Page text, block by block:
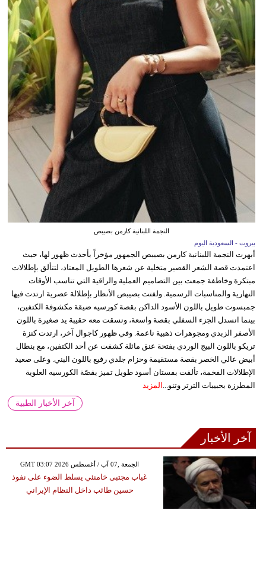
النجمة اللبنانية كارمن بصيبص
بيروت - السعودية اليوم
أبهرت النجمة اللبنانية كارمن بصيبص الجمهور مؤخراً بأحدث ظهور لها، حيث
اعتمدت قصة الشعر القصير متخلية عن شعرها الطويل المعتاد، لتتألق بإطلالات
مبتكرة وخاطفة جمعت بين التصاميم العملية والراقية التي تناسب الأوقات
النهارية والمناسبات الرسمية. ولفتت بصيبص الأنظار بإطلالة عصرية ارتدت فيها
جمبسوت طويل باللون الأسود الداكن بقصة كورسيه ضيقة مكشوفة الكتفين،
بينما انسدل الجزء السفلي بقصة واسعة، ونسقت معه حقيبة يد صغيرة باللون
الأصفر الزبدي ومجوهرات ذهبية ناعمة. وفي ظهور كاجوال آخر، ارتدت كنزة
تريكو باللون البيج الوردي بفتحة عنق مائلة كشفت عن أحد الكتفين، مع بنطال
أبيض عالي الخصر بقصة مستقيمة وحزام جلدي رفيع باللون البني. وعلى صعيد
الإطلالات الفخمة، تألقت بفستان أسود طويل تميز بقصّة الكورسيه العلوية
المطرزة بحبيبات الترتر وتنو...
المزيد
آخر الأخبار الطبية
آخر الأخبار
GMT 03:07 2026 الجمعة ,07 آب / أغسطس
غياب مجتبى خامنئي يسلط الضوء على نفوذ
حسين طائب داخل النظام الإيراني